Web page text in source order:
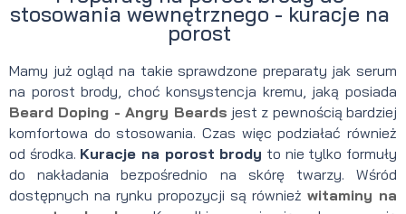
stosowania wewnętrznego - kuracje na
porost
Mamy już ogląd na takie sprawdzone preparaty jak serum
na porost brody, choć konsystencja kremu, jaką posiada
Beard Doping - Angry Beards jest z pewnością bardziej
komfortowa do stosowania. Czas więc podziałać również
od środka. Kuracje na porost brody to nie tylko formuły
do nakładania bezpośrednio na skórę twarzy. Wśród
dostępnych na rynku propozycji są również witaminy na